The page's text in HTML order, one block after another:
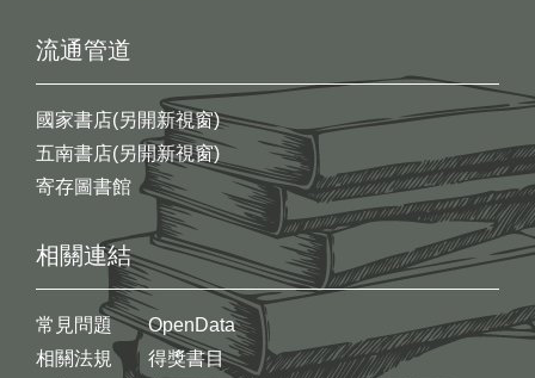
流通管道
國家書店(另開新視窗)
五南書店(另開新視窗)
寄存圖書館
相關連結
常見問題
相關法規
OpenData
得獎書目